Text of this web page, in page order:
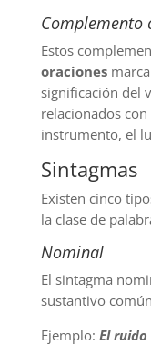
Complemento
Estos
oraciones
significación del
relacionados
instrumento, el
Sintagmas
Existen cinco
la clase de
Nominal
El sintagma
sustantivo
Ejemplo: El